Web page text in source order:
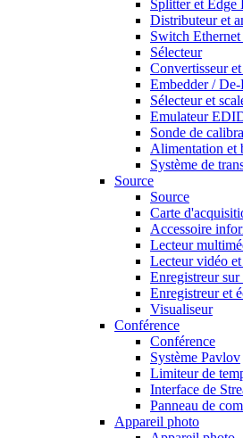
Splitter et Edge
Distributeur et
Switch
Sélecteur
Convertisseur
Embedder /
Sélecteur et
Emulateur
Sonde de
Alimentation et
Système de
Source
Source
Carte
Accessoire
Lecteur
Lecteur vidéo
Enregistreur
Enregistreur et
Visualiseur
Conférence
Conférence
Système Pavlov
Limiteur de
Interface de
Panneau de
Appareil photo